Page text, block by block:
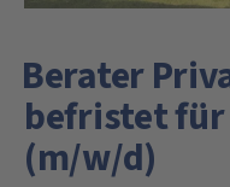
Berater Private Banking
befristet für
(m/w/d)